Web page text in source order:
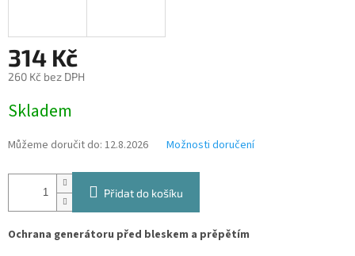
314 Kč
260 Kč bez DPH
cena:
Skladem
Můžeme doručit do: 12.8.2026 Možnosti doručení
Přidat do košíku
Ochrana generátoru před bleskem a prěpětím